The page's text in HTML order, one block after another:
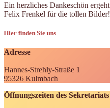
Ein herzliches Dankeschön
Felix Frenkel für die tollen Bilder!
Hier finden Sie uns
Adresse
Hannes-Strehly-Straße 1
95326 Kulmbach
Öffnungszeiten des Sekretariats